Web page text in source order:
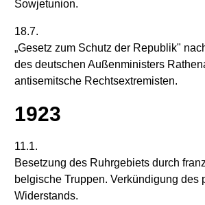
Sowjetunion.
18.7.
„Gesetz zum Schutz der Republik"
des deutschen Außenministers
antisemitsche Rechtsextremisten.
1923
11.1.
Besetzung des Ruhrgebiets durch
belgische Truppen. Verkündigung des
Widerstands.